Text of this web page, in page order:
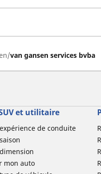
van gansen services bvba
et utilitaire
de conduite
mon auto